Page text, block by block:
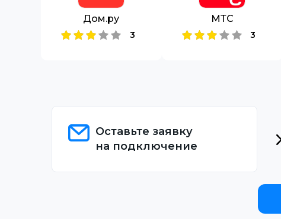
Дом.ру
3
МТС
3
Оставьте заявку
на подключение